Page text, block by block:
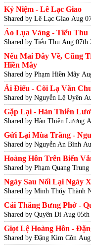
Kỷ Niệm - Lê Lạc Giao
Shared by Lê Lạc Giao Aug
Áo Lụa Vàng - Tiểu Thu
Shared by Tiểu Thu Aug 07th
Nếu Mai Đây Về, Cũng
Hiền Mây
Shared by Phạm Hiền Mây
Ái Điểu - Cõi Lạ Văn
Shared by Nguyễn Lệ Uyên
Gặp Lại - Hàn Thiên
Shared by Hàn Thiên Lương
Gửi Lại Mùa Trăng -
Shared by Nguyễn An Bình
Hoàng Hôn Trên Biển
Shared by Phạm Quang Trung
Ngày Sau Nối Lại Ngày
Shared by Minh Thúy Thành
Cái Thằng Bưng Phở -
Shared by Quyên Di Aug
Giọt Lệ Hoàng Hôn -
Shared by Đặng Kim Côn